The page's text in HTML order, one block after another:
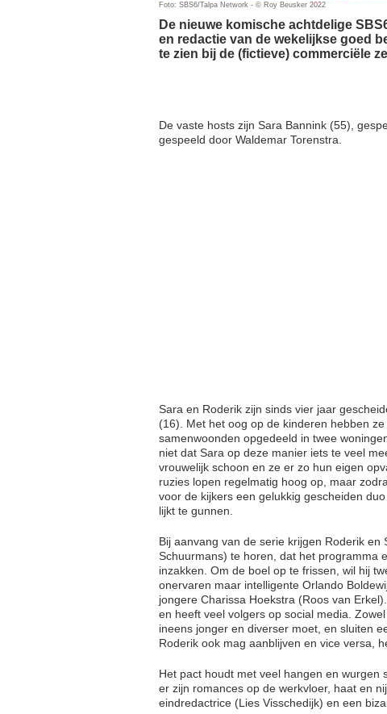
Foto: SBS6/Talpa Network - © Roy Beusker 2022
De nieuwe komische achtdelige
en redactie van de wekelijkse goed
te zien bij de (fictieve) commerciële
De vaste hosts zijn Sara Bannink (55),
gespeeld door Waldemar Torenstra.
Sara en Roderik zijn sinds vier jaar
(16). Met het oog op de kinderen hebben
samenwoonden opgedeeld in twee
niet dat Sara op deze manier iets te veel
vrouwelijk schoon en ze er zo hun eigen
ruzies lopen regelmatig hoog op, maar
voor de kijkers een gelukkig gescheiden
lijkt te gunnen.
Bij aanvang van de serie krijgen Roderik
Schuurmans) te horen, dat het programma
inzakken. Om de boel op te frissen, wil hij
onervaren maar intelligente Orlando
jongere Charissa Hoekstra (Roos van
en heeft veel volgers op social media.
ineens jonger en diverser moet, en sluiten
Roderik ook mag aanblijven en vice versa,
Het pact houdt met veel hangen en wurgen
er zijn romances op de werkvloer, haat en
eindredactrice (Lies Visschedijk) en een